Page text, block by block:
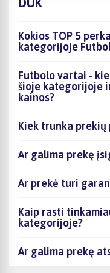
Kokios TOP 5
kategorijoje
Futbolo vartai -
šioje kategorijoje
kainos?
Kiek trunka prekių
Ar galima prekę
Ar prekė turi
Kaip rasti
kategorijoje?
Ar galima prekę